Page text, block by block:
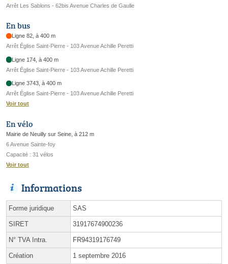
Arrêt Les Sablons - 62bis Avenue Charles de Gaulle
En bus
Ligne 82, à 400 m
Arrêt Église Saint-Pierre - 103 Avenue Achille Peretti
Ligne 174, à 400 m
Arrêt Église Saint-Pierre - 103 Avenue Achille Peretti
Ligne 3743, à 400 m
Arrêt Église Saint-Pierre - 103 Avenue Achille Peretti
Voir tout
En vélo
Mairie de Neuilly sur Seine, à 212 m
6 Avenue Sainte-foy
Capacité : 31 vélos
Voir tout
Informations
Forme juridique SAS
SIRET 31917674900236
N° TVA Intra. FR94319176749
Création 1 septembre 2016